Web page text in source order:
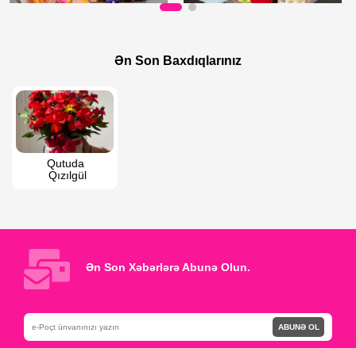
Şirin Səbət
Yay küləyi
Ən Son Baxdıqlarınız
Qutuda
Qızılgül
Ən Son Xəbərlərə Abunə Olun.
ABUNƏ OL